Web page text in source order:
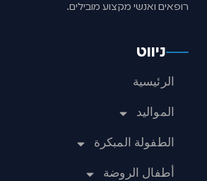
רופאים ואנשי מקצוע מובילים.
ניווט
الرئيسية
المواليد
الطفولة المبكرة
أطفال الروضة